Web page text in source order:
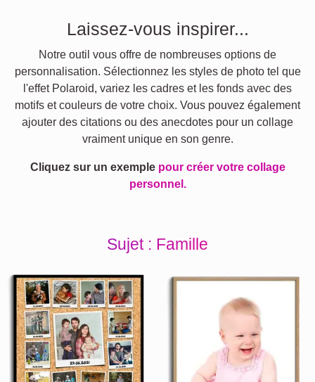
Laissez-vous inspirer...
Notre outil vous offre de nombreuses options de
personnalisation. Sélectionnez les styles de photo tel que
l'effet Polaroid, variez les cadres et les fonds avec des
motifs et couleurs de votre choix. Vous pouvez également
ajouter des citations ou des anecdotes pour un collage
vraiment unique en son genre.
Cliquez sur un exemple pour créer votre collage
personnel.
Sujet : Famille